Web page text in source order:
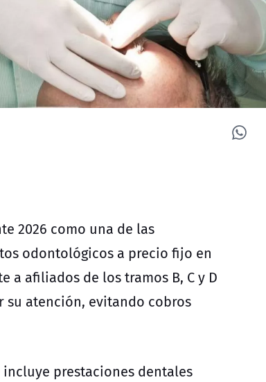
2026 como una de las
odontológicos a precio fijo en
afiliados de los tramos B, C y D
atención, evitando cobros
incluye prestaciones dentales